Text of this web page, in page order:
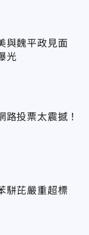
與魏平政見面
光
投票太震撼！
駢芘嚴重超標